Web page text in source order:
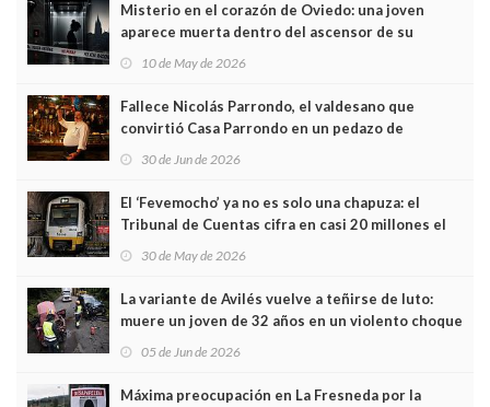
Misterio en el corazón de Oviedo: una joven
aparece muerta dentro del ascensor de su
edificio y las cámaras captan sus últimos minutos
10 de May de 2026
Fallece Nicolás Parrondo, el valdesano que
convirtió Casa Parrondo en un pedazo de
Asturias en Madrid
30 de Jun de 2026
El ‘Fevemocho’ ya no es solo una chapuza: el
Tribunal de Cuentas cifra en casi 20 millones el
sobrecoste de los trenes que no cabían por los
30 de May de 2026
La variante de Avilés vuelve a teñirse de luto:
muere un joven de 32 años en un violento choque
frontal
05 de Jun de 2026
Máxima preocupación en La Fresneda por la